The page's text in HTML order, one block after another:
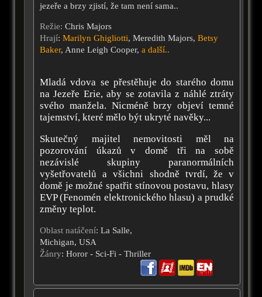
jezeře a brzy zjistí, že tam není sama..
Režie: Chris Majors
Hrají: Marilyn Ghigliotti, Meredith Majors, Betsy
Baker, Anne Leigh Cooper, a další..
Mladá vdova se přestěhuje do starého domu
na Jezeře Erie, aby se zotavila z náhlé ztráty
svého manžela. Nicméně brzy objeví temné
tajemství, které mělo být ukryté navěky...
Skutečný majitel nemovitosti měl na
pozorování úkazů v domě tři na sobě
nezávislé skupiny paranormálních
vyšetřovatelů a všichni shodně tvrdí, že v
domě je možné spatřit stínovou postavu, hlasy
EVP (Fenomén elektronického hlasu) a prudké
změny teplot.
Oblast natáčení: La Salle,
Michigan, USA
Žánry: Horor - Sci-Fi - Thriller